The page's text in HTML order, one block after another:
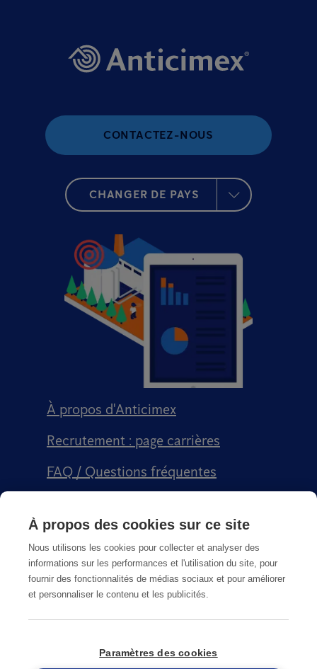
CONTACTEZ-NOUS
CHANGER DE PAYS
À propos d'Anticimex
Recrutement : page carrières
FAQ / Questions fréquentes
Conditions générales de vente CGPS
CGU
À propos des cookies sur ce site
Nous utilisons les cookies pour collecter et analyser des
informations sur les performances et l'utilisation du site, pour
fournir des fonctionnalités de médias sociaux et pour améliorer
et personnaliser le contenu et les publicités.
Paramètres des cookies